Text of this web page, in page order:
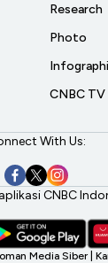
Research
Photo
CNBC TV
With Us:
CNBC
Media Siber